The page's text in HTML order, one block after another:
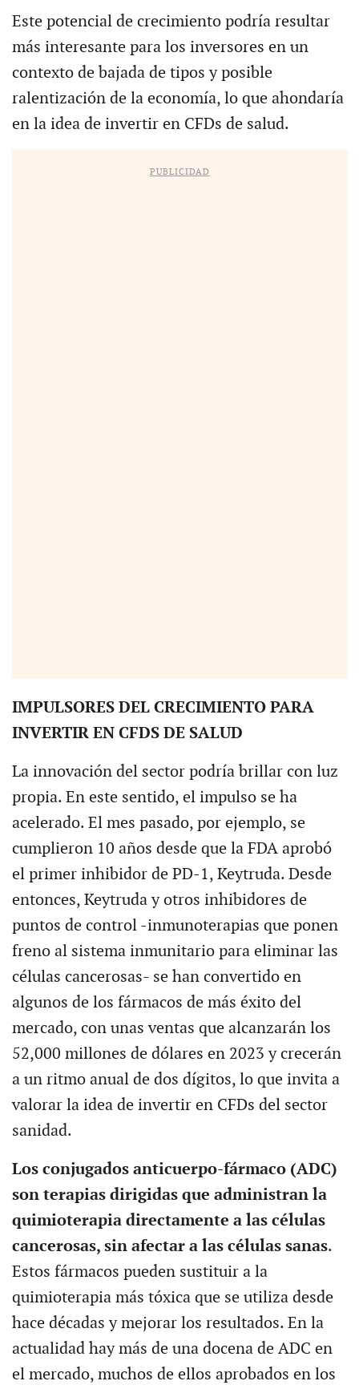
Este potencial de crecimiento podría resultar
más interesante para los inversores en un
contexto de bajada de tipos y posible
ralentización de la economía, lo que ahondaría
en la idea de invertir en CFDs de salud.
PUBLICIDAD
IMPULSORES DEL CRECIMIENTO PARA
INVERTIR EN CFDS DE SALUD
La innovación del sector podría brillar con luz
propia. En este sentido, el impulso se ha
acelerado. El mes pasado, por ejemplo, se
cumplieron 10 años desde que la FDA aprobó
el primer inhibidor de PD-1, Keytruda. Desde
entonces, Keytruda y otros inhibidores de
puntos de control -inmunoterapias que ponen
freno al sistema inmunitario para eliminar las
células cancerosas- se han convertido en
algunos de los fármacos de más éxito del
mercado, con unas ventas que alcanzarán los
52,000 millones de dólares en 2023 y crecerán
a un ritmo anual de dos dígitos, lo que invita a
valorar la idea de invertir en CFDs del sector
sanidad.
Los conjugados anticuerpo-fármaco (ADC)
son terapias dirigidas que administran la
quimioterapia directamente a las células
cancerosas, sin afectar a las células sanas.
Estos fármacos pueden sustituir a la
quimioterapia más tóxica que se utiliza desde
hace décadas y mejorar los resultados. En la
actualidad hay más de una docena de ADC en
el mercado, muchos de ellos aprobados en los